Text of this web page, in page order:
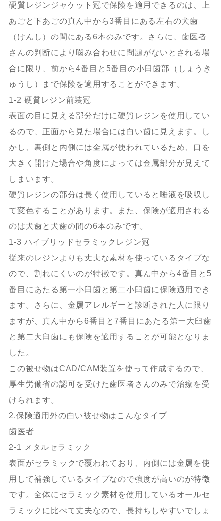
硬質レジンジャケット冠で保険を適用できるのは、上
あごと下あごの真ん中から3番目にある左右の犬歯
（けんし）の間にある6本のみです。さらに、歯医者
さんの判断により噛み合わせに問題がないとされる場
合に限り、前から4番目と5番目の小臼歯部（しょうき
ゅうし）まで保険を適用することができます。
1-2 硬質レジン前装冠
表面の目に見える部分だけに硬質レジンを使用してい
るので、正面から見た場合には白い歯に見えます。し
かし、裏側と内側には金属が使われているため、口を
大きく開けた場合や角度によっては金属部分が見えて
しまいます。
硬質レジンの部分は長く使用していると唾液を吸収し
て変色することがあります。また、保険が適用される
のは犬歯と犬歯の間の6本のみです。
1-3 ハイブリッドセラミックレジン冠
従来のレジンよりも丈夫な素材を使っているタイプな
ので、割れにくいのが特徴です。真ん中から4番目と5
番目にあたる第一小臼歯と第二小臼歯に保険適用でき
ます。さらに、金属アレルギーと診断された人に限り
ますが、真ん中から6番目と7番目にあたる第一大臼歯
と第二大臼歯にも保険を適用することが可能となりま
した。
この被せ物はCAD/CAM装置を使って作成するので、
厚生労働省の認可を受けた歯医者さんのみで治療を受
けられます。
2.保険適用外の白い被せ物はこんなタイプ
歯医者
2-1 メタルセラミック
表面がセラミックで覆われており、内側には金属を使
用して補強しているタイプなので強度が高いのが特徴
です。全体にセラミック素材を使用しているオールセ
ラミックに比べて丈夫なので、長持ちしやすいでしょ